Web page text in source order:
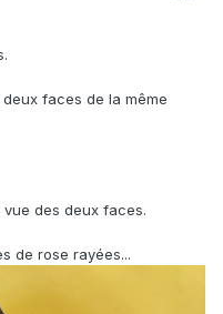
faces de la même
des deux faces.
de rose rayées...